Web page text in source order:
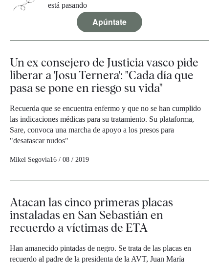
está pasando
Apúntate
Un ex consejero de Justicia vasco pide
liberar a 'Josu Ternera': "Cada día que
pasa se pone en riesgo su vida"
Recuerda que se encuentra enfermo y que no se han cumplido
las indicaciones médicas para su tratamiento. Su plataforma,
Sare, convoca una marcha de apoyo a los presos para
"desatascar nudos"
Mikel Segovia16 / 08 / 2019
Atacan las cinco primeras placas
instaladas en San Sebastián en
recuerdo a víctimas de ETA
Han amanecido pintadas de negro. Se trata de las placas en
recuerdo al padre de la presidenta de la AVT, Juan María